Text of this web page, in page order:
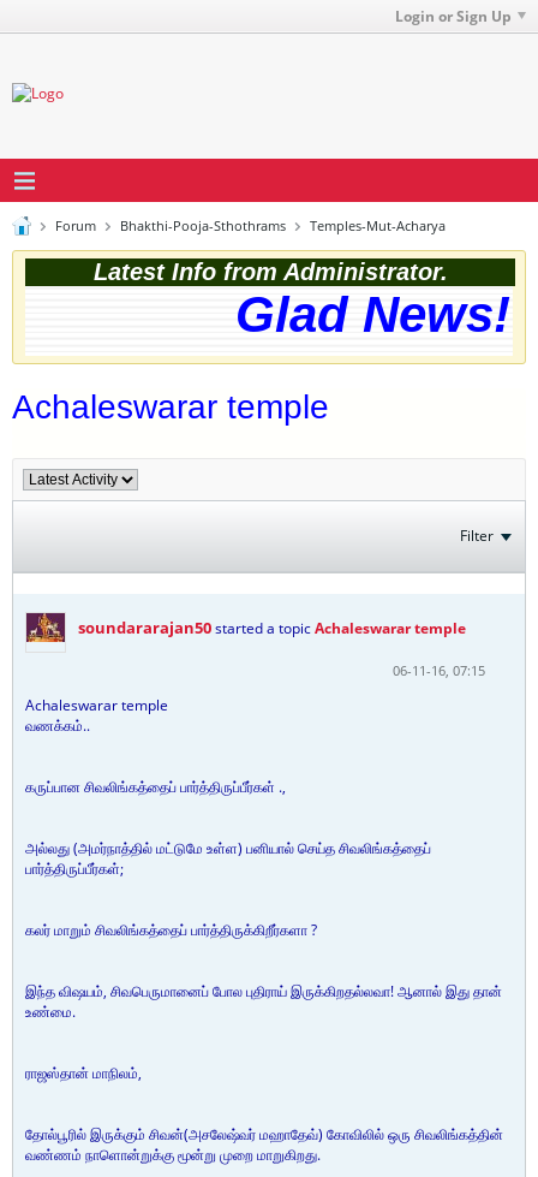
Login or Sign Up
Forum Bhakthi-Pooja-Sthothrams Temples-Mut-Acharya
Latest Info from Administrator.
Glad News!
Achaleswarar temple
Filter
soundararajan50started a topicAchaleswarar temple
06-11-16, 07:15
Achaleswarar temple
வணக்கம்..
கருப்பான சிவலிங்கத்தைப் பார்த்திருப்பீர்கள் .,
அல்லது (அமர்நாத்தில் மட்டுமே உள்ள) பனியால் செய்த சிவலிங்கத்தைப்
பார்த்திருப்பீர்கள்;
கலர் மாறும் சிவலிங்கத்தைப் பார்த்திருக்கிறீர்களா ?
இந்த விஷயம், சிவபெருமானைப் போல புதிராய் இருக்கிறதல்லவா! ஆனால் இது தான்
உண்மை.
ராஜஸ்தான் மாநிலம்,
தோல்பூரில் இருக்கும் சிவன்(அசலேஷ்வர் மஹாதேவ்) கோவிலில் ஒரு சிவலிங்கத்தின்
வண்ணம் நாளொன்றுக்கு மூன்று முறை மாறுகிறது.